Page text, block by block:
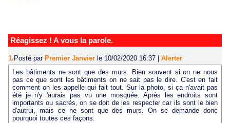
Réagissez ! A vous la parole.
1.Posté par Premier Janvier le 10/02/2020 16:37 | Alerter
Les bâtiments ne sont que des murs. Bien souvent si on ne nous
pas ce que sont les bâtiments on ne sait pas le dire. C'est en fait
comment on les appelle qui fait tout. Sur la photo, si ça n'avait pas
été je n'y 'aurais pas vu une mosquée. Après les endroits sont
importants ou sacrés, on se doit de les respecter car ils sont le bien
d'autrui, mais ce ne sont que des murs. On se demande donc
pourquoi toutes ces façons.